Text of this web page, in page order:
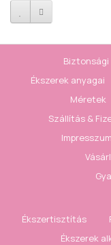
Ékszerek anyagai
Méretek
Szállítás &
Impresszum
Ékszertisztítás
Ékszerek